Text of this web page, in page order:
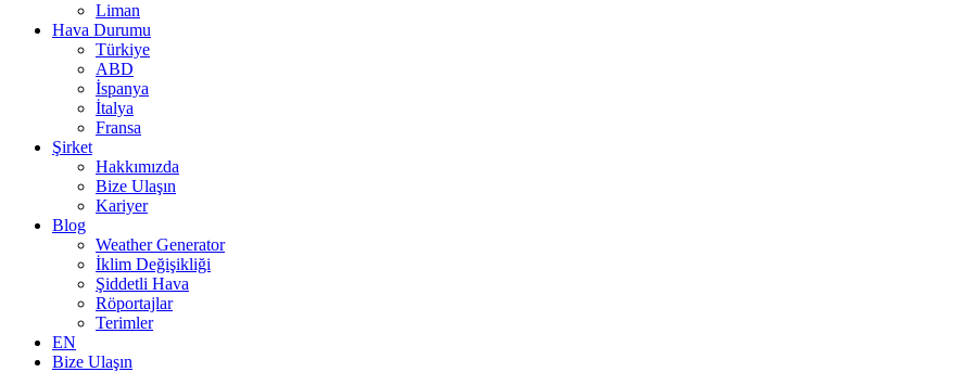
Liman
Hava Durumu
Türkiye
ABD
İspanya
İtalya
Fransa
Şirket
Hakkımızda
Bize Ulaşın
Kariyer
Blog
Weather Generator
İklim Değişikliği
Şiddetli Hava
Röportajlar
Terimler
EN
Bize Ulaşın